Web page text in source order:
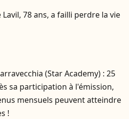
Lavil, 78 ans, a failli perdre la vie
(Star Academy) : 25
sa participation à l'émission,
mensuels peuvent atteindre
!